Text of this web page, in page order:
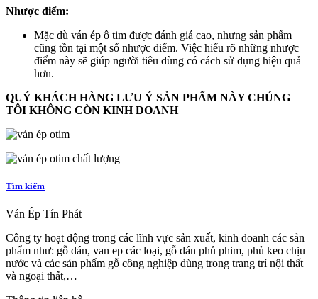
Nhược điểm:
Mặc dù ván ép ô tim được đánh giá cao, nhưng sản phẩm
cũng tồn tại một số nhược điểm. Việc hiểu rõ những nhược
điểm này sẽ giúp người tiêu dùng có cách sử dụng hiệu quả
hơn.
QUÝ KHÁCH HÀNG LƯU Ý SẢN PHẨM NÀY CHÚNG
TÔI KHÔNG CÒN KINH DOANH
Tìm kiếm
Ván Ép Tín Phát
Công ty hoạt động trong các lĩnh vực sản xuất, kinh doanh các sản
phẩm như: gỗ dán, van ep các loại, gỗ dán phủ phim, phủ keo chịu
nước và các sản phẩm gỗ công nghiệp dùng trong trang trí nội thất
và ngoại thất,…